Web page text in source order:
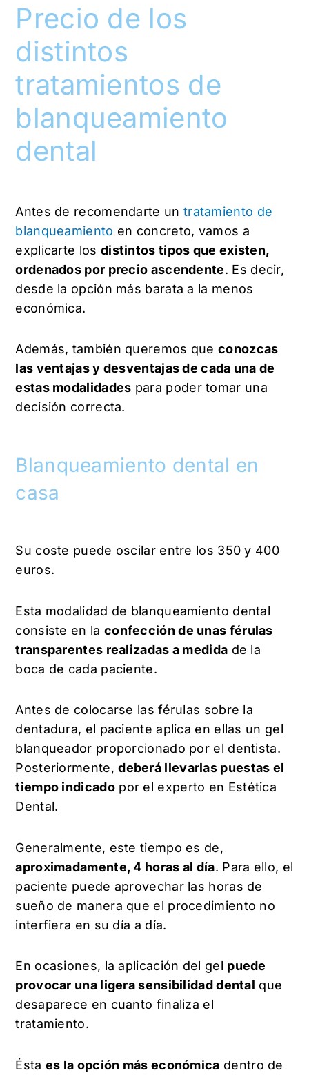
Precio de los
distintos
tratamientos de
blanqueamiento
dental
Antes de recomendarte un tratamiento de
blanqueamiento en concreto, vamos a
explicarte los distintos tipos que existen,
ordenados por precio ascendente. Es decir,
desde la opción más barata a la menos
económica.
Además, también queremos queconozcas
las ventajas y desventajas de cada una de
estas modalidades para poder tomar una
decisión correcta.
Blanqueamiento dental en
casa
Su coste puede oscilar entre los 350 y 400
euros.
Esta modalidad de blanqueamiento dental
consiste en la confección de unas férulas
transparentes realizadas a medida de la
boca de cada paciente.
Antes de colocarse las férulas sobre la
dentadura, el paciente aplica en ellas un gel
blanqueador proporcionado por el dentista.
Posteriormente,deberá llevarlas puestas el
tiempo indicadopor el experto en Estética
Dental.
Generalmente, este tiempo es de,
aproximadamente, 4 horas al día. Para ello, el
paciente puede aprovechar las horas de
sueño de manera que el procedimiento no
interfiera en su día a día.
En ocasiones, la aplicación del gel puede
provocar una ligera sensibilidad dental que
desaparece en cuanto finaliza el
tratamiento.
Ésta es la opción más económica dentro de